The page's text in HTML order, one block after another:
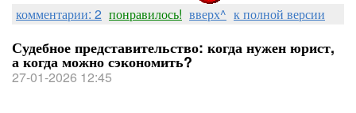
комментарии: 2 понравилось! вверх^ к полной версии
Судебное представительство: когда нужен юрист,
а когда можно сэкономить?
27-01-2026 12:45